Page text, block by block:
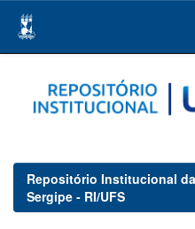
navigation
Repositório Institucional
Sergipe - RI/UFS